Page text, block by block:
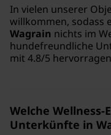
In vielen unserer
willkommen, sodass
Wagrain nichts im
hundefreundliche
mit 4.8/5
Welche
Unterkünfte in